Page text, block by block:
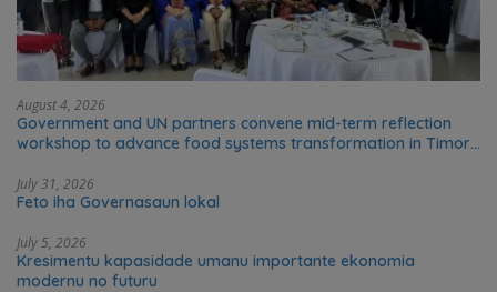
August 4, 2026
Government and UN partners convene mid-term reflection
workshop to advance food systems transformation in Timor-
July 31, 2026
Feto iha Governasaun lokal
July 5, 2026
Kresimentu kapasidade umanu importante ekonomia
modernu no futuru